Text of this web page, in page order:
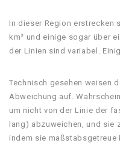
In dieser Region erstrecken
km² und einige sogar über
der Linien sind variabel.
Technisch gesehen weisen
Abweichung auf.
um nicht von der Linie der
lang) abzuweichen, und sie
indem sie maßstabsgetreue